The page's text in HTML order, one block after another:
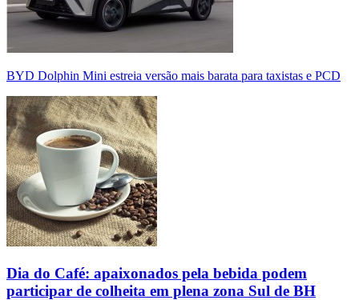
BYD Dolphin Mini estreia versão mais barata para taxistas e PCD
Dia do Café: apaixonados pela bebida podem
participar de colheita em plena zona Sul de BH